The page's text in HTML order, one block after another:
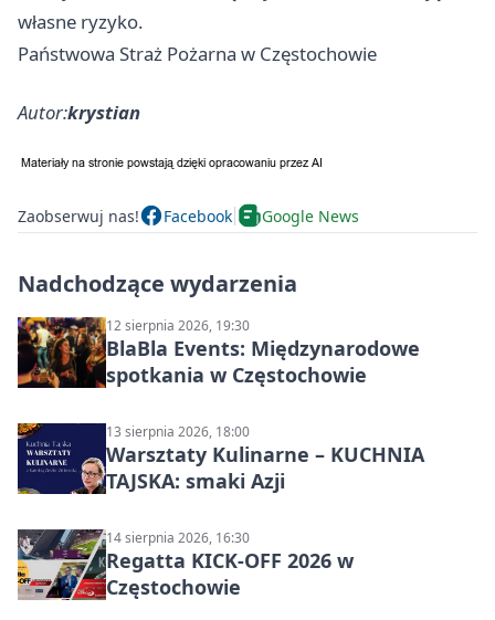
własne ryzyko.
Państwowa Straż Pożarna w Częstochowie
Autor:krystian
Zaobserwuj nas! Facebook Google News
Nadchodzące wydarzenia
12 sierpnia 2026, 19:30
BlaBla Events: Międzynarodowe
spotkania w Częstochowie
13 sierpnia 2026, 18:00
Warsztaty Kulinarne – KUCHNIA
TAJSKA: smaki Azji
14 sierpnia 2026, 16:30
Regatta KICK-OFF 2026 w
Częstochowie